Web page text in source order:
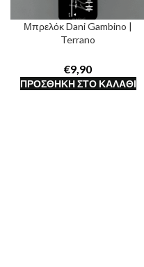
Μπρελόκ Dani Gambino |
Terrano
€
ΠΡΟΣΘΉΚΗ ΣΤΟ ΚΑΛΆΘΙ